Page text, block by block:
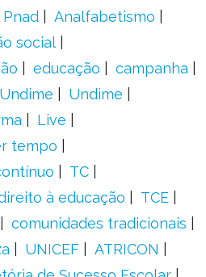
Pnad
Analfabetismo
social
educação
campanha
Undime
Live
tempo
TC
à educação
TCE
comunidades tradicionais
UNICEF
ATRICON